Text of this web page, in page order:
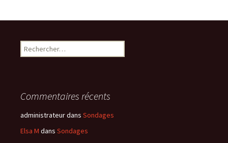
Rechercher :
Commentaires récents
administrateurdans Sondages
Elsa M dans Sondages